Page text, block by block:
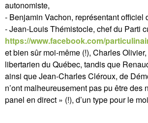
autonomiste,
- Benjamin Vachon, représentant officiel
- Jean-Louis Thémistocle, chef du Parti
https://www.facebook.com/
et bien sûr moi-même (!), Charles
libertarien du Québec, tandis que
ainsi que Jean-Charles Cléroux, de
n’ont malheureusement pas pu être des
panel en direct » (!), d’un type pour le